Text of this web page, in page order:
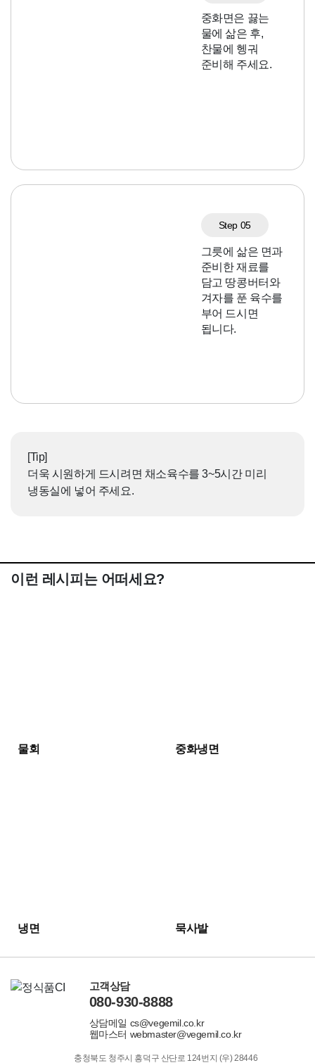
중화면은 끓는
물에 삶은 후,
찬물에 헹궈
준비해 주세요.
Step 05
그릇에 삶은 면과
준비한 재료를
담고 땅콩버터와
겨자를 푼 육수를
부어 드시면
됩니다.
[Tip]
더욱 시원하게 드시려면 채소육수를 3~5시간 미리
냉동실에 넣어 주세요.
이런 레시피는 어떠세요?
물회 중화냉면
냉면 묵사발
고객상담
080-930-8888
상담메일 cs@vegemil.co.kr
웹마스터 webmaster@vegemil.co.kr
충청북도 청주시 흥덕구 산단로 124번지 (우) 28446